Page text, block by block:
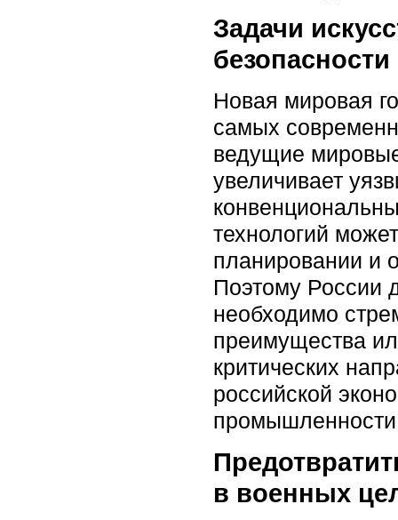
Задачи
безопасности
Новая мировая
самых
ведущие
увеличивает
технологий
планировании и
Поэтому России
необходимо
преимущества
критических
российской
в военных